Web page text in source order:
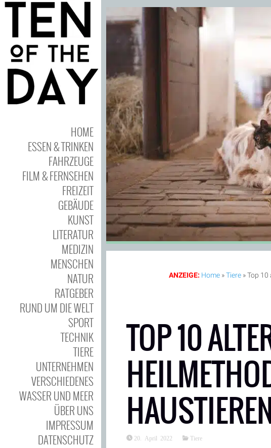
HOME
ESSEN & TRINKEN
FAHRZEUGE
FILM & FERNSEHEN
FREIZEIT
GEBÄUDE
KUNST
LITERATUR
MEDIZIN
MENSCHEN
NATUR
RATGEBER
RUND UM DIE WELT
SPORT
TECHNIK
TIERE
UNTERNEHMEN
VERSCHIEDENES
WASSER UND MEER
ÜBER UNS
IMPRESSUM
DATENSCHUTZ
ANZEIGE: Home »Tiere »Top 10
TOP 10
20. April 2022 Tiere